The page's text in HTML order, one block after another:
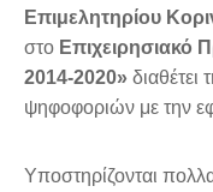
Επιμελητηρίου
στο
2014-2020» διαθέτει
ψηφοφοριών με την
Υποστηρίζονται